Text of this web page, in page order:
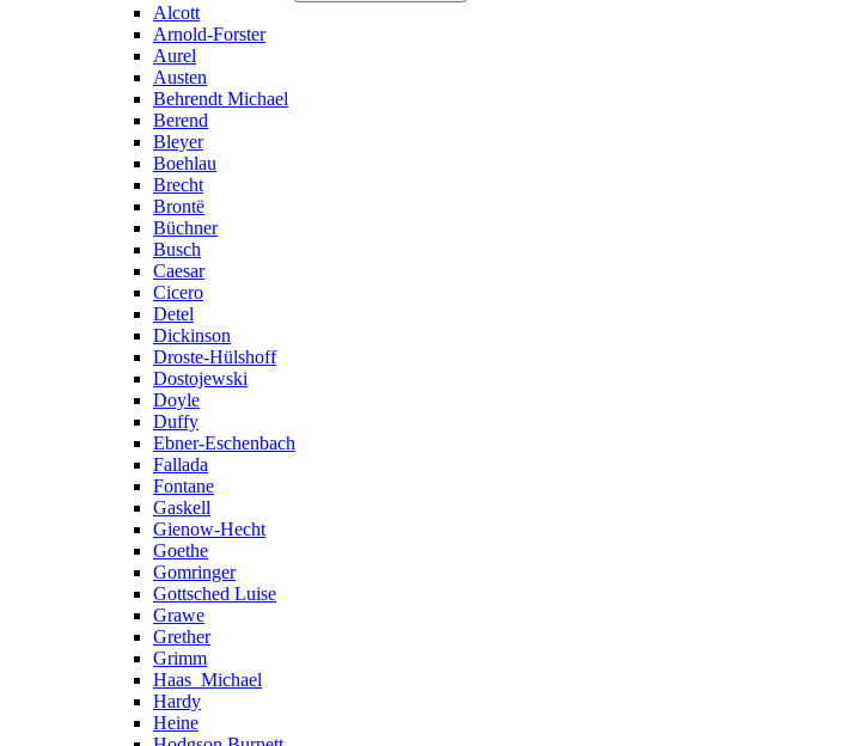
Alcott
Arnold-Forster
Aurel
Austen
Behrendt Michael
Berend
Bleyer
Boehlau
Brecht
Brontë
Büchner
Busch
Caesar
Cicero
Detel
Dickinson
Droste-Hülshoff
Dostojewski
Doyle
Duffy
Ebner-Eschenbach
Fallada
Fontane
Gaskell
Gienow-Hecht
Goethe
Gomringer
Gottsched Luise
Grawe
Grether
Grimm
Haas_Michael
Hardy
Heine